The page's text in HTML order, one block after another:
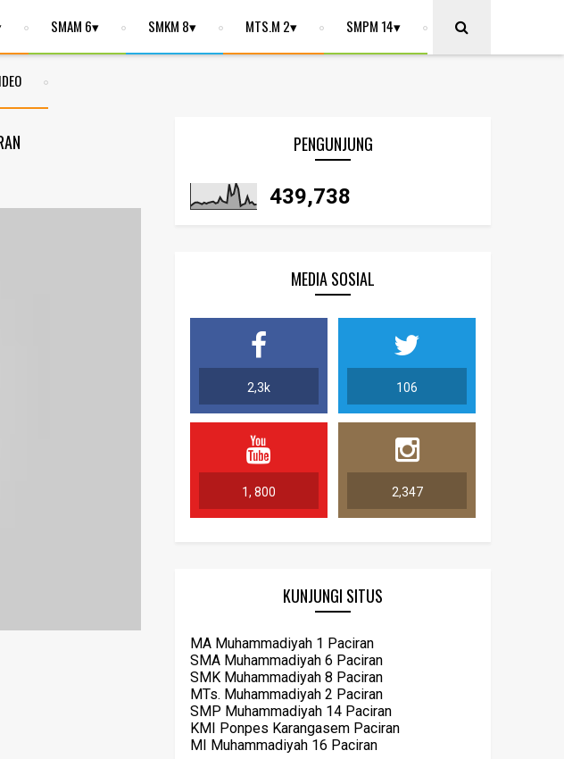
SMAM 6 SMKM 8 MTS.M 2 SMPM 14
PENGUNJUNG
439,738
MEDIA SOSIAL
2,3k 106
1, 800 2,347
KUNJUNGI SITUS
MA Muhammadiyah 1 Paciran
SMA Muhammadiyah 6 Paciran
SMK Muhammadiyah 8 Paciran
MTs. Muhammadiyah 2 Paciran
SMP Muhammadiyah 14 Paciran
KMI Ponpes Karangasem Paciran
MI Muhammadiyah 16 Paciran